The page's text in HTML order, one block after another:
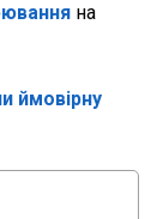
на
ймовірну